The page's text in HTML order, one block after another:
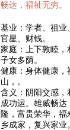
畅达，福祉无穷。
基业：学者、祖业
官星、财钱。
家庭：上下敦睦，
子女多荫。
健康：身体健康，
山，。
含义：阴阳交感
成功运。雄威畅
隆，富贵荣华，
乡成家，复兴家